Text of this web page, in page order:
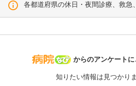
各都道府県の休日・夜間診療、救急
病院なび
からのアンケートに
知りたい情報は見つかり